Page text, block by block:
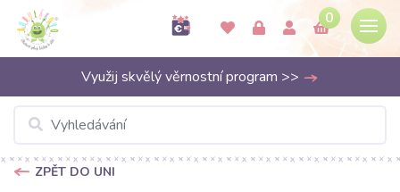
0
Využij skvělý věrnostní program >>
ZPĚT DO UNI